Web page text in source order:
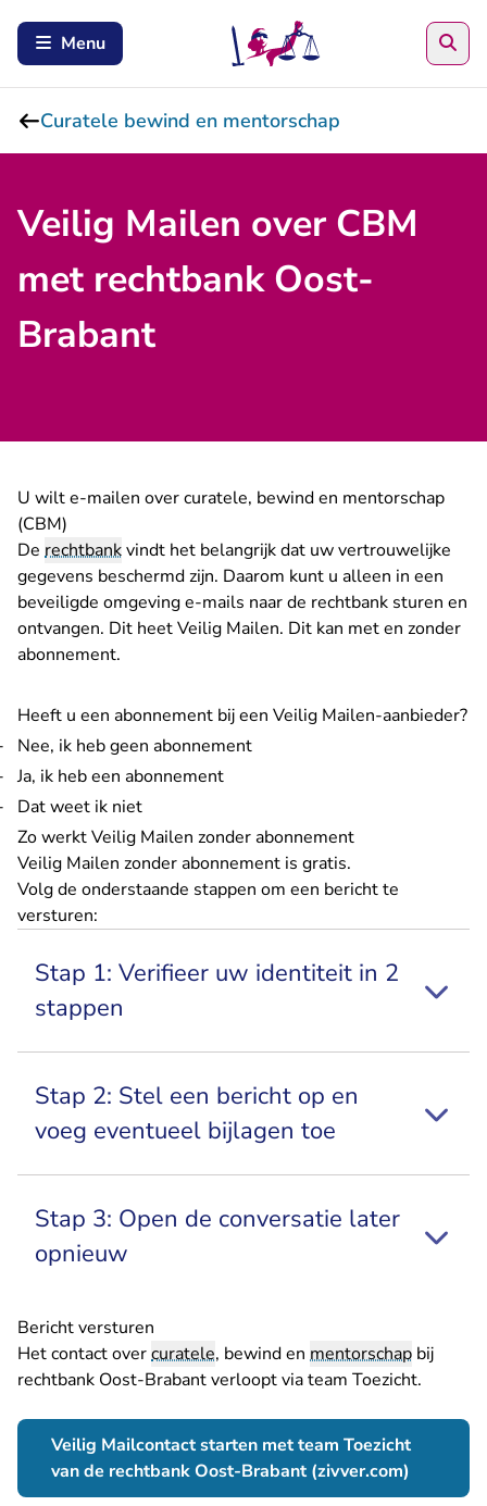
Menu
Curatele bewind en mentorschap
Veilig Mailen over CBM
met rechtbank Oost-
Brabant
U wilt e-mailen over curatele, bewind en mentorschap
(CBM)
De rechtbankvindt het belangrijk dat uw vertrouwelijke
gegevens beschermd zijn. Daarom kunt u alleen in een
beveiligde omgeving e-mails naar de rechtbank sturen en
ontvangen. Dit heet Veilig Mailen. Dit kan met en zonder
abonnement.
Heeft u een abonnement bij een Veilig Mailen-aanbieder?
Nee, ik heb geen abonnement
Ja, ik heb een abonnement
Dat weet ik niet
Zo werkt Veilig Mailen zonder abonnement
Veilig Mailen zonder abonnement is gratis.
Volg de onderstaande stappen om een bericht te
versturen:
Stap 1: Verifieer uw identiteit in 2
stappen
Stap 2: Stel een bericht op en
voeg eventueel bijlagen toe
Stap 3: Open de conversatie later
opnieuw
Bericht versturen
Het contact overcuratele, bewind en mentorschap bij
rechtbank Oost-Brabant verloopt via team Toezicht.
Veilig Mailcontact starten met team Toezicht
van de rechtbank Oost-Brabant (zivver.com)